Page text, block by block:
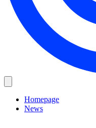
Homepage
News